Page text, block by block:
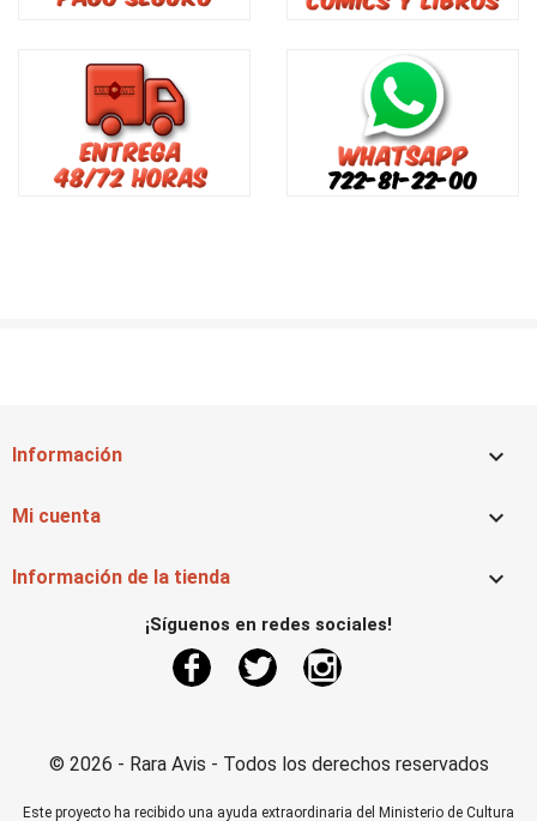
Información 
Mi cuenta 
Información de la tienda 
¡Síguenos en redes sociales!
FacebookTwitter
© 2026 - Rara Avis - Todos los derechos reservados
Este proyecto ha recibido una ayuda extraordinaria del Ministerio de Cultura